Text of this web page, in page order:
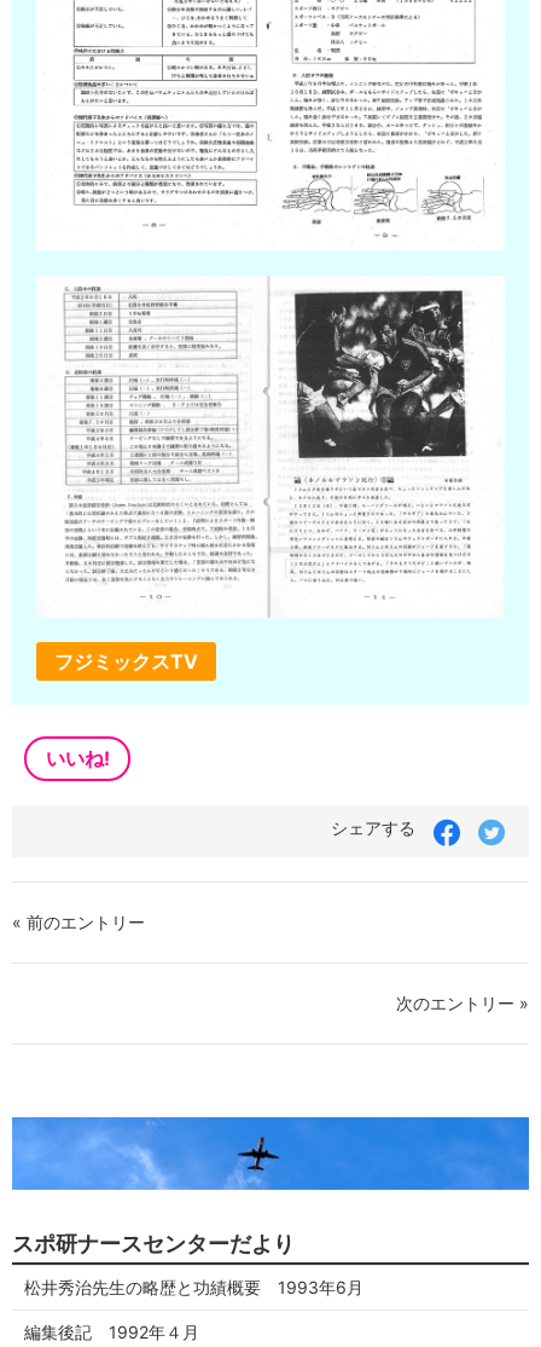
フジミックスTV
いいね!
シェアする
« 前のエントリー
次のエントリー »
スポ研ナースセンターだより
松井秀治先生の略歴と功績概要 1993年6月
編集後記 1992年４月